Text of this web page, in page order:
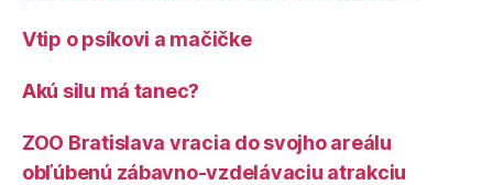
Vtip o psíkovi a mačičke
Akú silu má tanec?
ZOO Bratislava vracia do svojho areálu
obľúbenú zábavno-vzdelávaciu atrakciu